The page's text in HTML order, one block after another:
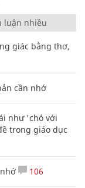
luận nhiều
giác bằng thơ,
cần nhớ
như 'chó với
trong giáo dục
106